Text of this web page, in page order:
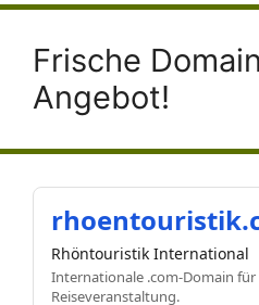
Frische
Angebot!
Rhöntouristik International
Internationale .com-Domain für
Reiseveranstaltung.